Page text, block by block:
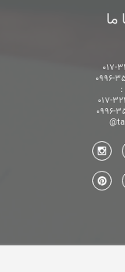
ما
017-
0996-
:
017-
0996-